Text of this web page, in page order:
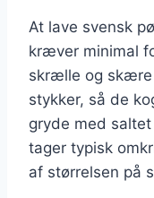
At lave svensk
kræver minimal
skrælle og skære
stykker, så de
gryde med
tager typisk
af størrelsen på